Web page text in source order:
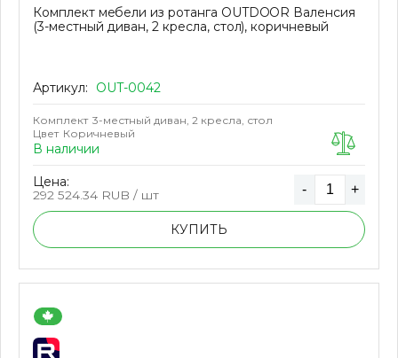
Комплект мебели из ротанга OUTDOOR Валенсия
(3-местный диван, 2 кресла, стол), коричневый
Артикул: OUT-0042
Комплект 3-местный диван, 2 кресла, стол
Цвет Коричневый
В наличии
Цена:
292 524.34 RUB / шт - +
КУПИТЬ